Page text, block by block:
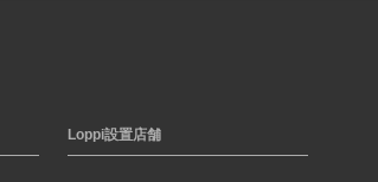
Loppi設置店舗